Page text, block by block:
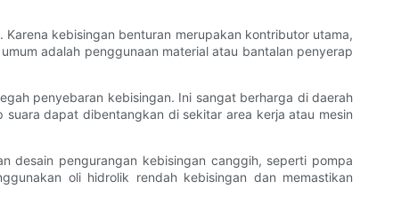
kebisingan benturan merupakan kontributor utama,
adalah penggunaan material atau bantalan penyerap
penyebaran kebisingan. Ini sangat berharga di daerah
dapat dibentangkan di sekitar area kerja atau mesin
desain pengurangan kebisingan canggih, seperti pompa
oli hidrolik rendah kebisingan dan memastikan